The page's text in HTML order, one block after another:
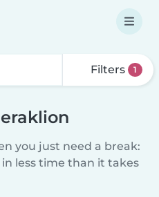
Filters 1
you just need a break:
less time than it takes